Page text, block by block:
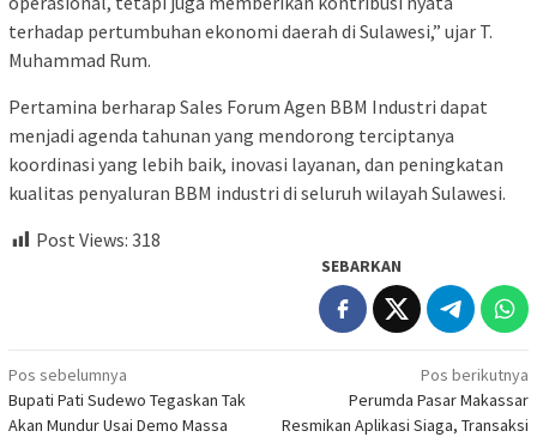
terhadap pertumbuhan ekonomi daerah di Sulawesi,” ujar T.
Muhammad Rum.
Pertamina berharap Sales Forum Agen BBM Industri dapat
menjadi agenda tahunan yang mendorong terciptanya
koordinasi yang lebih baik, inovasi layanan, dan peningkatan
kualitas penyaluran BBM industri di seluruh wilayah Sulawesi.
Post Views: 318
SEBARKAN
Navigasi
pos
Pos sebelumnya
Bupati Pati Sudewo Tegaskan Tak
Akan Mundur Usai Demo Massa
Pos berikutnya
Perumda Pasar Makassar
Resmikan Aplikasi Siaga, Transaksi